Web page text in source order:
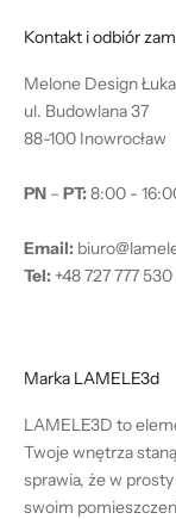
Kontakt i odbiór
Melone Design
ul. Budowlana 37
88-100 Inowrocław
PN – PT:8:00 -
Email:
Tel: +48 727 777 530
Marka LAMELE3d
LAMELE3D to
Twoje wnętrza
sprawia, że w
swoim